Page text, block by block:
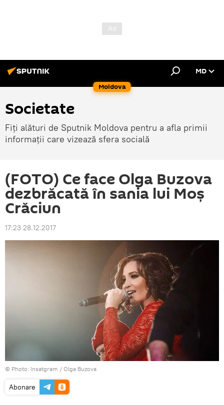
Moldova
MD
Societate
Fiți alături de Sputnik Moldova pentru a afla primii
informații care vizează sfera socială
(FOTO) Ce face Olga Buzova
dezbrăcată în sania lui Moș
Crăciun
17:23 28.12.2017
© Photo: Insatgram / Olga Buzova
Abonare